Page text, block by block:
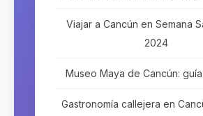
Viajar a Cancún en Semana
2024
Museo Maya de Cancún:
Gastronomía callejera en